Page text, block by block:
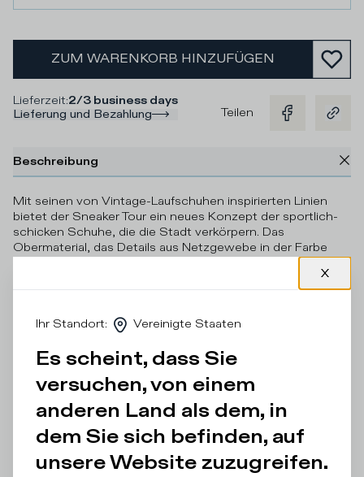
ZUM WARENKORB HINZUFÜGEN
Lieferzeit:2/3 business days
Lieferung und Bezahlung
Teilen
Beschreibung
Mit seinen von Vintage-Laufschuhen inspirierten Linien
bietet der Sneaker Tour ein neues Konzept der sportlich-
schicken Schuhe, die die Stadt verkörpern. Das
Obermaterial, das Details aus Netzgewebe in der Farbe
Beige mit Details aus braunem Wildleder abwechselt wird
vervollständigt, die für eine dynamische Note sorgen. Für
leuchtend rote Einfassung mit geprägtem Wappen in
Innensohle und die ultraleichte, konturierte Laufsohle aus
Gummi runden das Modell ab und sorgen den ganzen Tag
lang für Tragekomfort.
Ihr Standort: Vereinigte Staaten
Es scheint, dass Sie
versuchen, von einem
anderen Land als dem, in
dem Sie sich befinden, auf
unsere Website zuzugreifen.